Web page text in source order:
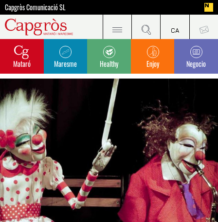
Capgròs Comunicació SL
Mataró Maresme Healthy Enjoy Negocio